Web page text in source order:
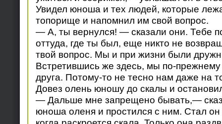
Увидел юноша и тех людей, которые
топорище и напомнил им свой вопрос.
— А, ты вернулся! — сказали они. Тебе
оттуда, где ты был, еще никто не
твой вопрос. Мы и при жизни были
Встретившись же здесь, мы по-
друга. Потому-то не тесно нам даже на
Довез олень юношу до скалы и
— Дальше мне запрещено бывать,—
юноша оленя и простился с ним. Стал он